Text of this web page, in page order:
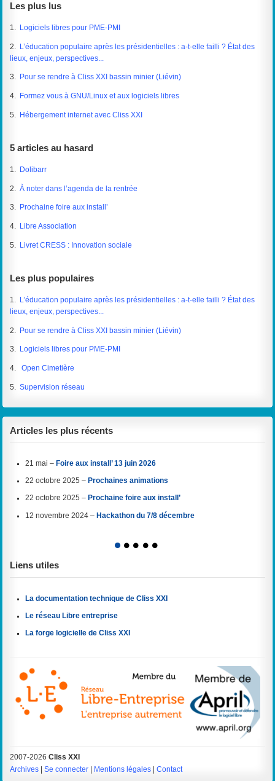
Les plus lus
1. Logiciels libres pour PME-PMI
2.
L’éducation populaire après les présidentielles : a-t-elle failli ? État des
lieux, enjeux, perspectives...
3. Pour se rendre à Cliss XXI bassin minier (Liévin)
4. Formez vous à GNU/Linux et aux logiciels libres
5. Hébergement internet avec Cliss XXI
5 articles au hasard
1. Dolibarr
2.À noter dans l’agenda de la rentrée
3. Prochaine foire aux install’
4. Libre Association
5. Livret CRESS : Innovation sociale
Les plus populaires
1.
L’éducation populaire après les présidentielles : a-t-elle failli ? État des
lieux, enjeux, perspectives...
2. Pour se rendre à Cliss XXI bassin minier (Liévin)
3. Logiciels libres pour PME-PMI
4. Open Cimetière
5.Supervision réseau
Articles les plus récents
21 mai – Foire aux install’ 13 juin 2026
22 octobre 2025 – Prochaines animations
22 octobre 2025 – Prochaine foire aux install’
12 novembre 2024 – Hackathon du 7/8 décembre
1 2 3 4 5
Liens utiles
La documentation technique de Cliss XXI
Le réseau Libre entreprise
La forge logicielle de Cliss XXI
2007-2026Cliss XXI
Archives |Se connecter Mentions légales |Contact